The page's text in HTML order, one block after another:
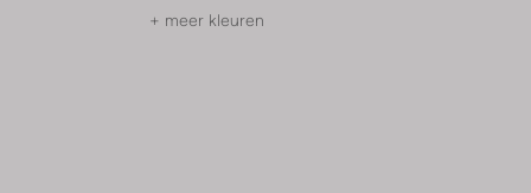
+ meer kleuren